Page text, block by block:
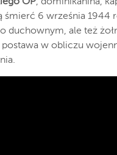
śmierć 6 września 1944
duchownym, ale też
postawa w obliczu